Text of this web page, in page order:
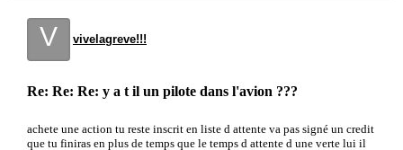
V vivelagreve!!!
Re: Re: Re: y a t il un pilote dans l'avion ???
achete une action tu reste inscrit en liste d attente va pas signé un credit
que tu finiras en plus de temps que le temps d attente d une verte lui il